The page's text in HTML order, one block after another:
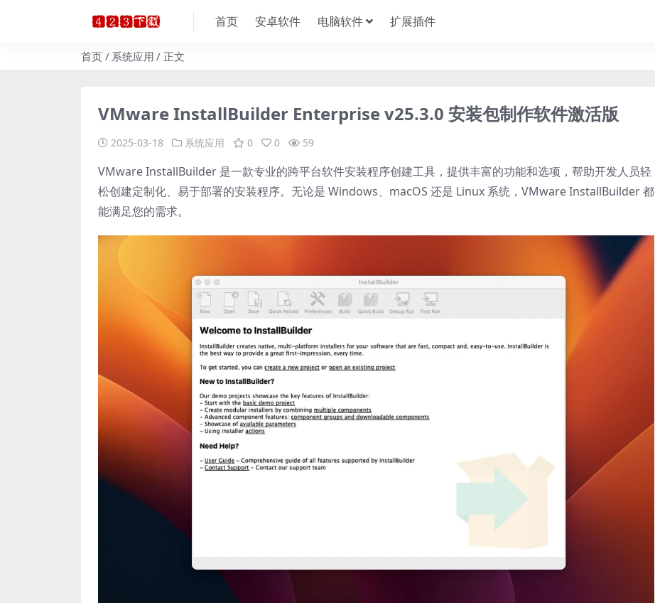
首页 安卓软件 电脑软件 扩展插件
首页 系统应用 正文
VMware InstallBuilder Enterprise v25.3.0 安装包制作软件激活版
2025-03-18 系统应用 0 0 59
VMware InstallBuilder 是一款专业的跨平台软件安装程序创建工具，提供丰富的功能和选项，帮助开发人员轻
松创建定制化、易于部署的安装程序。无论是 Windows、macOS 还是 Linux 系统，VMware InstallBuilder 都
能满足您的需求。